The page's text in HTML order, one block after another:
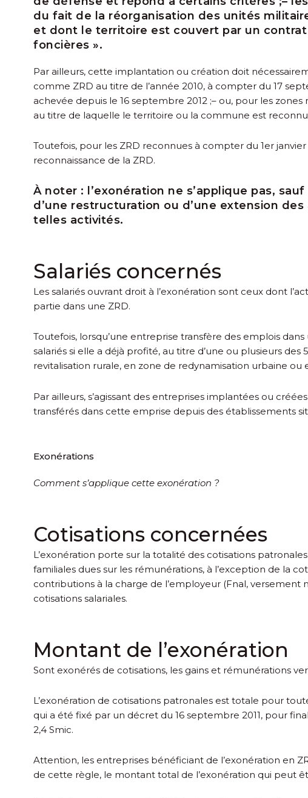
du fait de la réorganisation des unités
et dont le territoire est couvert par un
foncières ».
Par ailleurs, cette implantation ou création doit
comme ZRD au titre de l’année 2010, à compter du 17
achevée depuis le 16 septembre 2012 ;– ou, pour les zones
au titre de laquelle le territoire ou la commune est
Toutefois, pour les ZRD reconnues à compter du 1er
reconnaissance de la ZRD.
À noter : l’exonération ne s’applique pas,
d’une restructuration ou d’une extension
telles activités.
Salariés concernés
Les salariés ouvrant droit à l’exonération sont ceux dont
partie dans une ZRD.
Toutefois, lorsqu’une entreprise transfère des emplois
salariés si elle a déjà profité, au titre d’une ou plusieurs
revitalisation rurale, en zone de redynamisation urbaine
Par ailleurs, s’agissant des entreprises implantées ou
transférés dans cette emprise depuis des établissements
Exonérations
Comment s’applique cette exonération ?
Cotisations concernées
L’exonération porte sur la totalité des cotisations
familiales dues sur les rémunérations, à l’exception de la
contributions à la charge de l’employeur (Fnal,
cotisations salariales.
Montant de l’exonération
Sont exonérés de cotisations, les gains et rémunérations
L’exonération de cotisations patronales est totale pour
qui a été fixé par un décret du 16 septembre 2011, pour
2,4 Smic.
Attention, les entreprises bénéficiant de l’exonération en
de cette règle, le montant total de l’exonération qui peut